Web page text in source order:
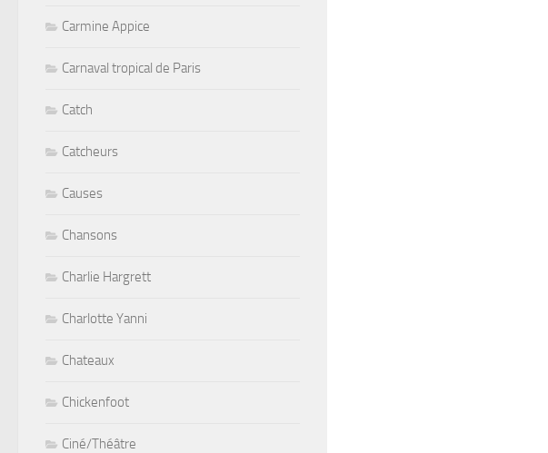
Carmine Appice
Carnaval tropical de Paris
Catch
Catcheurs
Causes
Chansons
Charlie Hargrett
Charlotte Yanni
Chateaux
Chickenfoot
Ciné/Théâtre